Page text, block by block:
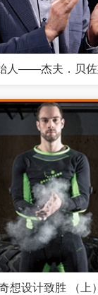
想设计致胜 （上）